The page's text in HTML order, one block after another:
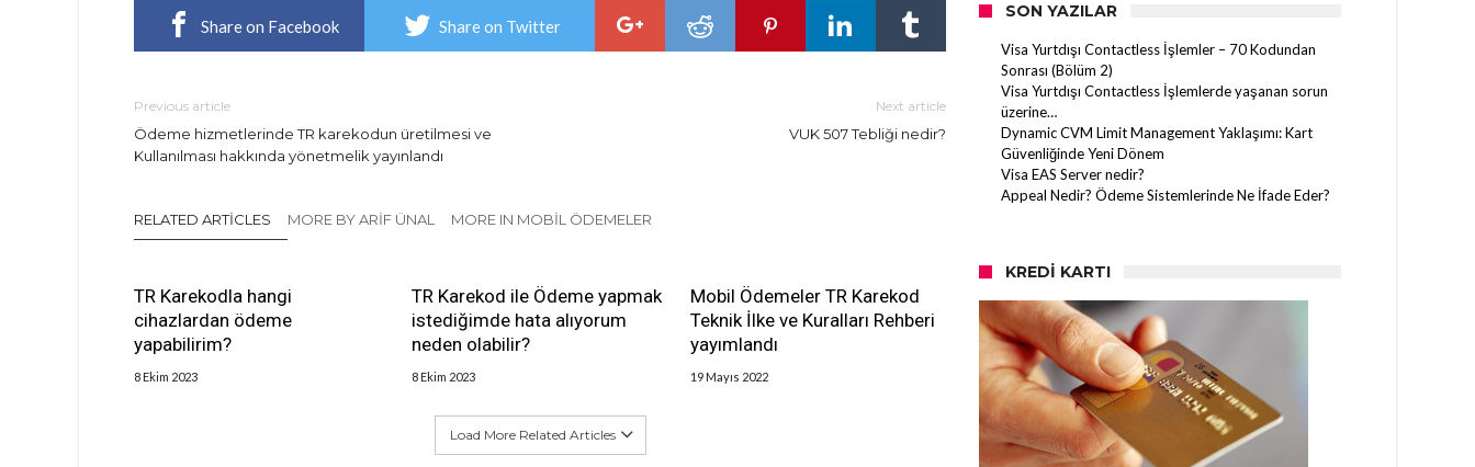
Share on Facebook Share on Twitter
Previous article
Ödeme hizmetlerinde TR karekodun üretilmesi ve
Kullanılması hakkında yönetmelik yayınlandı
Next article
VUK 507 Tebliği nedir?
RELATED ARTICLES MORE BY ARIF ÜNAL MORE IN MOBIL ÖDEMELER
TR Karekodla hangi
cihazlardan ödeme
yapabilirim?
8 Ekim 2023
TR Karekod ile Ödeme yapmak
istediğimde hata alıyorum
neden olabilir?
8 Ekim 2023
Mobil Ödemeler TR Karekod
Teknik İlke ve Kuralları Rehberi
yayımlandı
19 Mayıs 2022
Load More Related Articles
SON YAZILAR
Visa Yurtdışı Contactless İşlemler – 70 Kodundan
Sonrası (Bölüm 2)
Visa Yurtdışı Contactless İşlemlerde yaşanan sorun
üzerine…
Dynamic CVM Limit Management Yaklaşımı: Kart
Güvenliğinde Yeni Dönem
Visa EAS Server nedir?
Appeal Nedir? Ödeme Sistemlerinde Ne İfade Eder?
KREDI KARTI